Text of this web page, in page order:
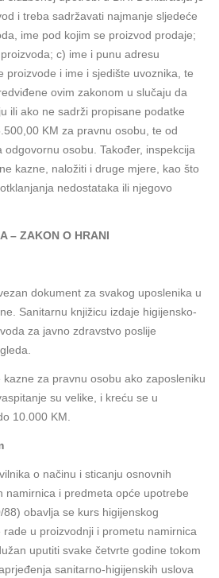
i treba sadržavati najmanje sljedeće
ime pod kojim se proizvod prodaje;
c) ime i punu adresu
proizvode i ime i sjedište uvoznika, te
ovim zakonom u slučaju da
ili ako ne sadrži propisane podatke
KM za pravnu osobu, te od
osobu. Također, inspekcija
kazne, naložiti i druge mjere, kao što
nedostataka ili njegovo
– ZAKON O HRANI
dokument za svakog uposlenika u
Sanitarnu knjižicu izdaje higijensko-
za javno zdravstvo poslije
za pravnu osobu ako zaposleniku
su velike, i kreću se u
10.000 KM.
o načinu i sticanju osnovnih
namirnica i predmeta opće upotrebe
88) obavlja se kurs higijenskog
u proizvodnji i prometu namirnica
uputiti svake četvrte godine tokom
sanitarno-higijenskih uslova